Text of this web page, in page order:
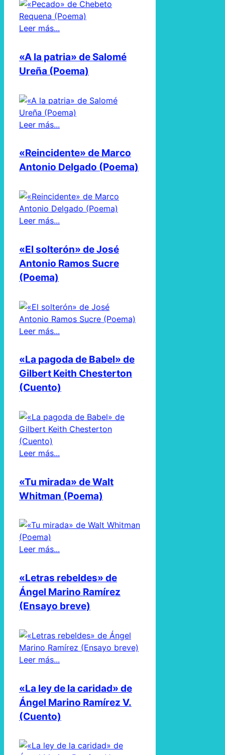
Leer más...
«A la patria» de Salomé
Ureña (Poema)
Leer más...
«Reincidente» de Marco
Antonio Delgado (Poema)
Leer más...
«El solterón» de José
Antonio Ramos Sucre
(Poema)
Leer más...
«La pagoda de Babel» de
Gilbert Keith Chesterton
(Cuento)
Leer más...
«Tu mirada» de Walt
Whitman (Poema)
Leer más...
«Letras rebeldes» de
Ángel Marino Ramírez
(Ensayo breve)
Leer más...
«La ley de la caridad» de
Ángel Marino Ramírez V.
(Cuento)